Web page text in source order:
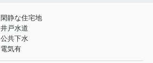
閑静な住宅地
井戸水道
公共下水
電気有